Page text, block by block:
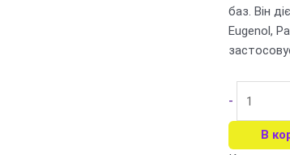
баз. Він
Eugenol,
-
товара
METHYL
В